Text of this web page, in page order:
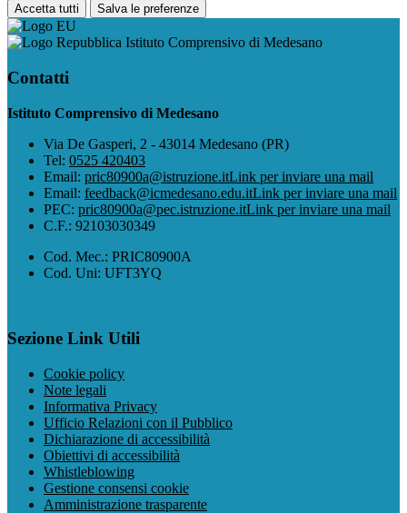
Accetta tutti Salva le preferenze
Istituto Comprensivo di Medesano
Contatti
Istituto Comprensivo di Medesano
Via De Gasperi, 2 - 43014 Medesano (PR)
Tel: 0525 420403
Email: pric80900a@istruzione.itLink per inviare una mail
Email: feedback@icmedesano.edu.itLink per inviare una mail
PEC: pric80900a@pec.istruzione.itLink per inviare una mail
C.F.: 92103030349
Cod. Mec.: PRIC80900A
Cod. Uni: UFT3YQ
Sezione Link Utili
Cookie policy
Note legali
Informativa Privacy
Ufficio Relazioni con il Pubblico
Dichiarazione di accessibilità
Obiettivi di accessibilità
Whistleblowing
Gestione consensi cookie
Amministrazione trasparente